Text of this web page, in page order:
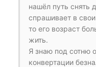
нашёл путь снять
спрашивает в
то его возраст
жить.
Я знаю под сотню
конвертации